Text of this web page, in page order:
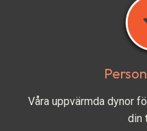
Våra uppvärmda dynor
din